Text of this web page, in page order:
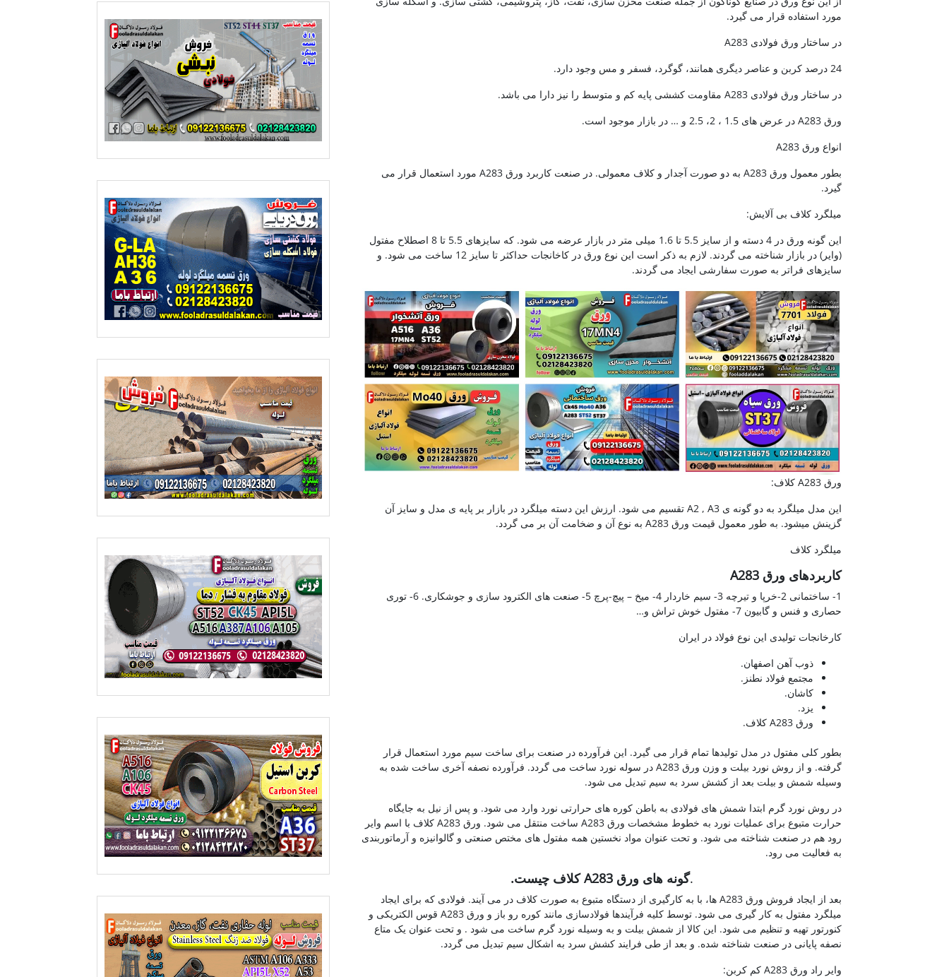
مورد استفاده قرار می گیرد.
در ساختار ورق فولادی A283
24 درصد کربن و عناصر دیگری همانند، گوگرد، فسفر و مس وجود دارد.
در ساختار ورق فولادی A283 مقاومت کششی پایه کم و متوسط را نیز دارا می باشد.
ورق A283 در عرض های 1.5 ، 2، 2.5 و … در بازار موجود است.
انواع ورق A283
بطور معمول ورق A283 به دو صورت آجدار و کلاف معمولی. در صنعت کاربرد ورق A283 مورد استعمال قرار می
گیرد.
میلگرد کلاف بی آلایش:
این گونه ورق در 4 دسته و از سایز 5.5 تا 1.6 میلی متر در بازار عرضه می شود. که سایزهای 5.5 تا 8 اصطلاح مفتول
(وایر) در بازار شناخته می گردند. لازم به ذکر است این نوع ورق در کاخانجات حداکثر تا سایز 12 ساخت می شود. و
سایزهای فراتر به صورت سفارشی ایجاد می گردند.
ورق A283 کلاف:
این مدل میلگرد به دو گونه ی A2 , A3 تقسیم می شود. ارزش این دسته میلگرد در بازار بر پایه ی مدل و سایز آن
گزینش میشود. به طور معمول قیمت ورق A283 به نوع آن و ضخامت آن بر می گردد.
میلگرد کلاف
کاربردهای ورق A283
1- ساختمانی 2-خرپا و تیرچه 3- سیم خاردار 4- میخ – پیچ-پرچ 5- صنعت های الکترود سازی و جوشکاری. 6- توری
حصاری و فنس و گابیون 7- مفتول خوش تراش و…
کارخانجات تولیدی این نوع فولاد در ایران
ذوب آهن اصفهان.
مجتمع فولاد نطنز.
کاشان.
یزد.
ورق A283 کلاف.
بطور کلی مفتول در مدل تولیدها تمام قرار می گیرد. این فرآورده در صنعت برای ساخت سیم مورد استعمال قرار
گرفته. و از روش نورد بیلت و وزن ورق A283 در سوله نورد ساخت می گردد. فرآورده نصفه آخری ساخت شده به
وسیله شمش و بیلت بعد از کشش سرد به سیم تبدیل می شود.
در روش نورد گرم ابتدا شمش های فولادی به باطن کوره های حرارتی نورد وارد می شود. و پس از نیل به جایگاه
حرارت متبوع برای عملیات نورد به خطوط مشخصات ورق A283 ساخت منتقل می شود. ورق A283 کلاف با اسم وایر
رود هم در صنعت شناخته می شود. و تحت عنوان مواد نخستین همه مفتول های مختص صنعتی و گالوانیزه و آرماتوربندی
به فعالیت می رود.
.گونه های ورق A283 کلاف چیست.
بعد از ایجاد فروش ورق A283 ها، با به کارگیری از دستگاه متبوع به صورت کلاف در می آیند. فولادی که برای ایجاد
میلگرد مفتول به کار گیری می شود. توسط کلیه فرآیندها فولادسازی مانند کوره رو باز و ورق A283 قوس الکتریکی و
کنورتور تهیه و تنظیم می شود. این کالا از شمش بیلت و به وسیله نورد گرم ساخت می شود . و تحت عنوان یک متاع
نصفه پایانی در صنعت شناخته شده. و بعد از طی فرایند کشش سرد به اشکال سیم تبدیل می گردد.
وایر راد ورق A283 کم کربن: